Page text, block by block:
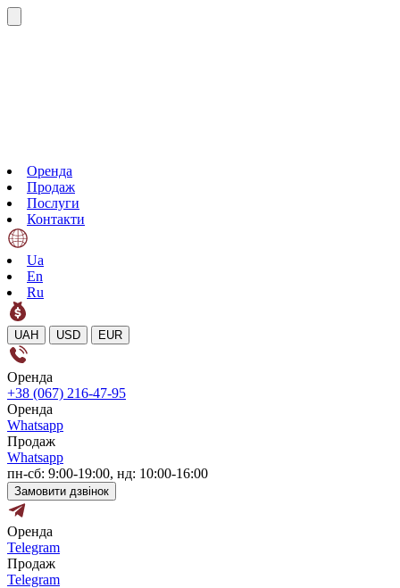
Оренда
Продаж
Послуги
Контакти
Ua
En
Ru
UAH USD EUR
Оренда
+38 (067) 216-47-95
Оренда
Whatsapp
Продаж
Whatsapp
пн-сб: 9:00-19:00, нд: 10:00-16:00
Замовити дзвінок
Оренда
Telegram
Продаж
Telegram